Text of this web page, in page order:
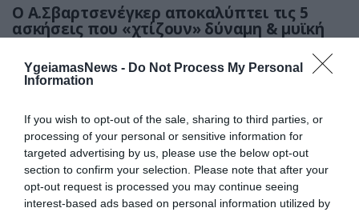
YgeiamasNews - Do Not Process My Personal
Information
If you wish to opt-out of the sale, sharing to third parties, or
processing of your personal or sensitive information for
targeted advertising by us, please use the below opt-out
section to confirm your selection. Please note that after your
opt-out request is processed you may continue seeing
interest-based ads based on personal information utilized by
Ο Α.Σβαρτσενέγκερ αποκαλύπτει τις 5
ασκήσεις που «χτίζουν» δύναμη & μυϊκή